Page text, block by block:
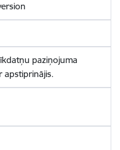
paziņojuma
apstiprinājis.